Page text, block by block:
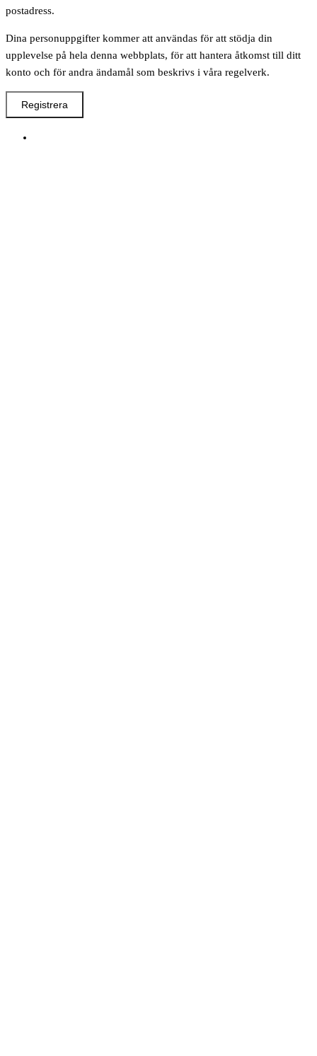
postadress.
Dina personuppgifter kommer att användas för att stödja din
upplevelse på hela denna webbplats, för att hantera åtkomst till ditt
konto och för andra ändamål som beskrivs i våra regelverk.
Registrera